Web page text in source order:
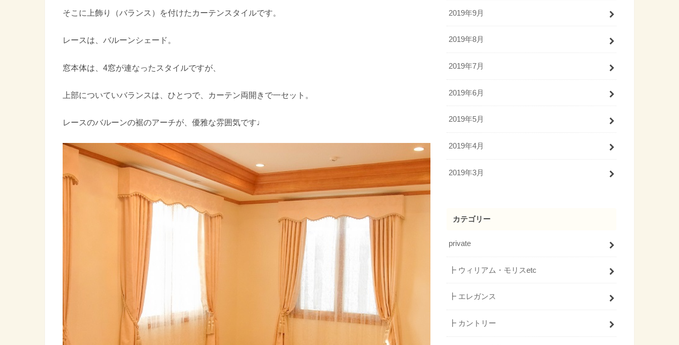
そこに上飾り（バランス）を付けたカーテンスタイルです。
レースは、バルーンシェード。
窓本体は、4窓が連なったスタイルですが、
上部についていバランスは、ひとつで、カーテン両開きで一セット。
レースのバルーンの裾のアーチが、優雅な雰囲気です♩
2019年9月
2019年8月
2019年7月
2019年6月
2019年5月
2019年4月
2019年3月
カテゴリー
private
┣ ウィリアム・モリスetc
┣ エレガンス
┣ カントリー